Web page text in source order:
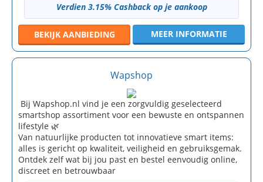
Verdien 3.15% Cashback op je aankoop
BEKIJK AANBIEDING MEER INFORMATIE
Wapshop
Bij Wapshop.nl vind je een zorgvuldig geselecteerd
smartshop assortiment voor een bewuste en ontspannen
lifestyle 🌿
Van natuurlijke producten tot innovatieve smart items:
alles is gericht op kwaliteit, veiligheid en gebruiksgemak.
Ontdek zelf wat bij jou past en bestel eenvoudig online,
discreet en betrouwbaar